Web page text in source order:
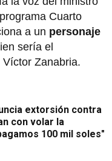
Cuarto
a un personaje
sería el
Zanabria.
extorsión contra
con volar la
100 mil soles"